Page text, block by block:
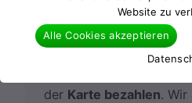
Schlüssel verloren
der Karte bezahlen. Wir
Website zu
Alle Cookies akzeptieren